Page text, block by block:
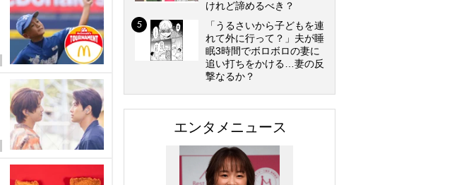
けれど諦めるべき？
「うるさいから子どもを連
れて外に行って？」夫が睡
眠3時間でボロボロの妻に
追い打ちをかける…妻の反
撃なるか？
エンタメニュース